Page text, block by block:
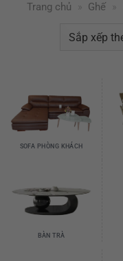
Trang chủ » Ghế »
SOFA PHÒNG KHÁCH
BÀN TRÀ